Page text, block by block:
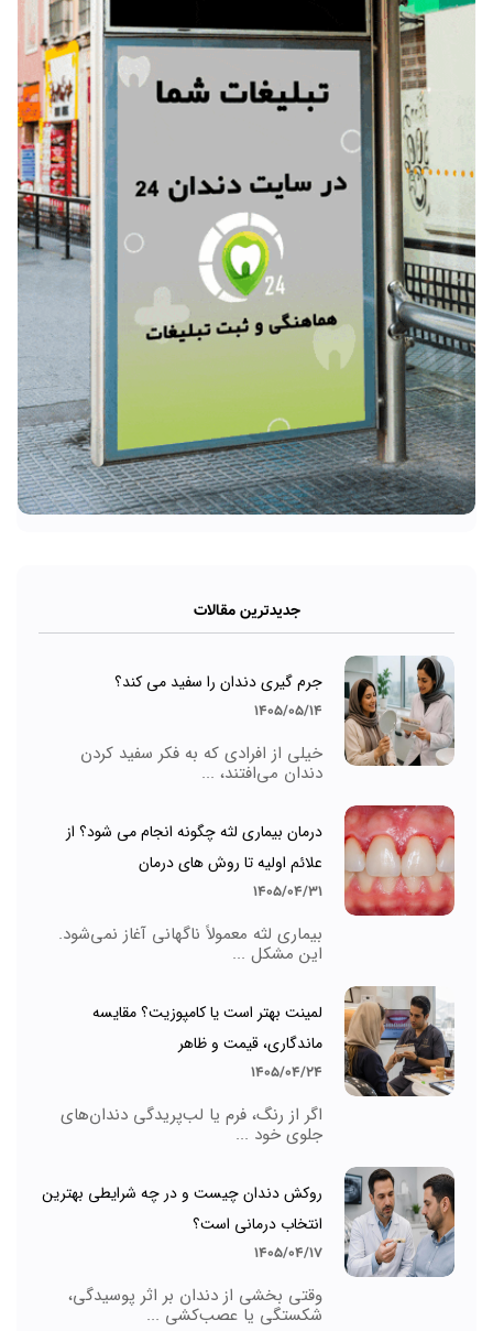
جدیدترین مقالات
جرم گیری دندان را سفید می کند؟
1405/05/14
خیلی از افرادی که به فکر سفید کردن
دندان می‌افتند، ...
درمان بیماری لثه چگونه انجام می شود؟ از
علائم اولیه تا روش های درمان
1405/04/31
بیماری لثه معمولاً ناگهانی آغاز نمی‌شود.
این مشکل ...
لمینت بهتر است یا کامپوزیت؟ مقایسه
ماندگاری، قیمت و ظاهر
1405/04/24
اگر از رنگ، فرم یا لب‌پریدگی دندان‌های
جلوی خود ...
روکش دندان چیست و در چه شرایطی بهترین
انتخاب درمانی است؟
1405/04/17
وقتی بخشی از دندان بر اثر پوسیدگی،
شکستگی یا عصب‌کشی ...